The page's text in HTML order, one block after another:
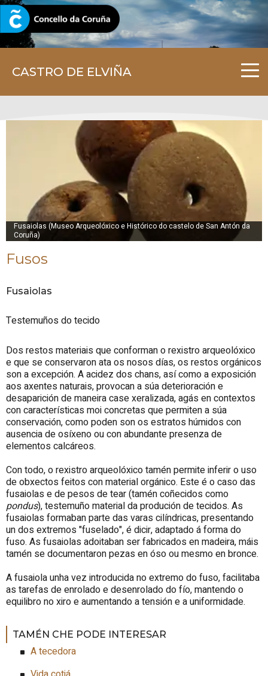
CASTRO DE ELVIÑA
CORUNA.GAL
Fusaiolas (Museo Arqueolóxico e Histórico do castelo de San Antón da
Coruña)
Fusos
Fusaiolas
Testemuños do tecido
Dos restos materiais que conforman o rexistro arqueolóxico
e que se conservaron ata os nosos días, os restos orgánicos
son a excepción. A acidez dos chans, así como a exposición
aos axentes naturais, provocan a súa deterioración e
desaparición de maneira case xeralizada, agás en contextos
con características moi concretas que permiten a súa
conservación, como poden son os estratos húmidos con
ausencia de osíxeno ou con abundante presenza de
elementos calcáreos.
Con todo, o rexistro arqueolóxico tamén permite inferir o uso
de obxectos feitos con material orgánico. Este é o caso das
fusaiolas e de pesos de tear (tamén coñecidos como
pondus), testemuño material da produción de tecidos. As
fusaiolas formaban parte das varas cilíndricas, presentando
un dos extremos "fuselado", é dicir, adaptado á forma do
fuso. As fusaiolas adoitaban ser fabricados en madeira, máis
tamén se documentaron pezas en óso ou mesmo en bronce.
A fusaiola unha vez introducida no extremo do fuso, facilitaba
as tarefas de enrolado e desenrolado do fío, mantendo o
equilibro no xiro e aumentando a tensión e a uniformidade.
TAMÉN CHE PODE INTERESAR
A tecedora